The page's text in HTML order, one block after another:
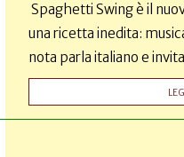
Spaghetti Swing è il
una ricetta inedita:
nota parla italiano e